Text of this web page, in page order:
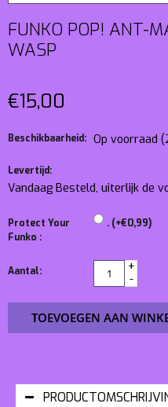
FUNKO POP! ANT-
WASP
€15,00
Beschikbaarheid: Op voorraad
Levertijd:
Vandaag Besteld, uiterlijk de
Protect Your
Funko :
. (+€0,99)
Aantal:
+
-
TOEVOEGEN AAN